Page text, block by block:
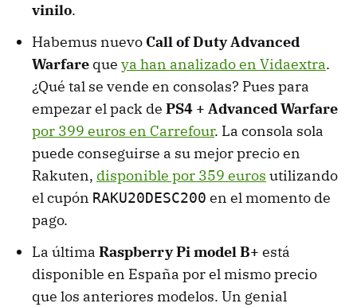
vinilo.
Habemus nuevo Call of Duty Advanced
Warfare que ya han analizado en Vidaextra.
¿Qué tal se vende en consolas? Pues para
empezar el pack de PS4 + Advanced Warfare
por 399 euros en Carrefour. La consola sola
puede conseguirse a su mejor precio en
Rakuten, disponible por 359 euros utilizando
el cupón RAKU20DESC200 en el momento de
pago.
La última Raspberry Pi model B+ está
disponible en España por el mismo precio
que los anteriores modelos. Un genial